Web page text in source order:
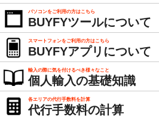
パソコンをご利用の方はこちら
BUYFYツールについて
スマートフォンをご利用の方はこちら
BUYFYアプリについて
輸入の際に気を付けるべき様々なこと
個人輸入の基礎知識
各エリアの代行手数料を計算
代行手数料の計算